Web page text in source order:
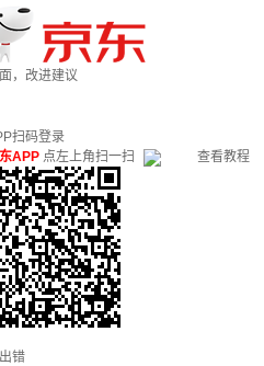
，改进建议
扫码登录
APP 点左上角扫一扫 查看教程
错